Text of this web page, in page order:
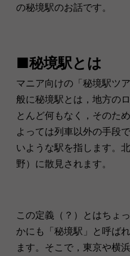
の秘境駅のお話です。
■秘境駅とは
マニア向けの「秘境駅ツ
般に秘境駅とは，地方の
とんど何もなく，そのた
よっては列車以外の手段
いような駅を指します。
野）に散見されます。
この定義（？）とはちょ
かにも「秘境駅」と呼ば
ます。そこで，東京や横